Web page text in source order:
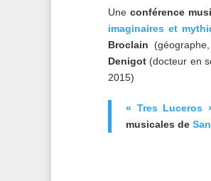
Une conférence
imaginaires et
Broclain
Denigot (docteur en
2015)
« Tres Luceros
musicales de